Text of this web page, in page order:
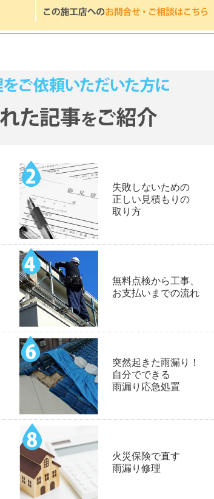
失敗しないための
正しい見積もりの
取り方
無料点検から工事、
お支払いまでの流れ
突然起きた雨漏り！
自分でできる
雨漏り応急処置
火災保険で直す
雨漏り修理